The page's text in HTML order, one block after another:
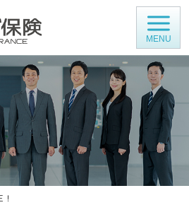
MENU